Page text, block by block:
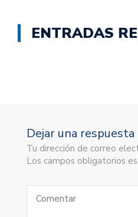
ENTRADAS
Dejar una respuesta
Tu dirección de correo
Los campos obligatorios